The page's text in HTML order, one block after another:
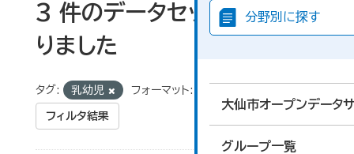
分野別に探す
大仙市オープンデータ
グループ一覧
3 件のデータセットが見つか
りました
タグ: 乳幼児 フォーマット:
フィルタ結果